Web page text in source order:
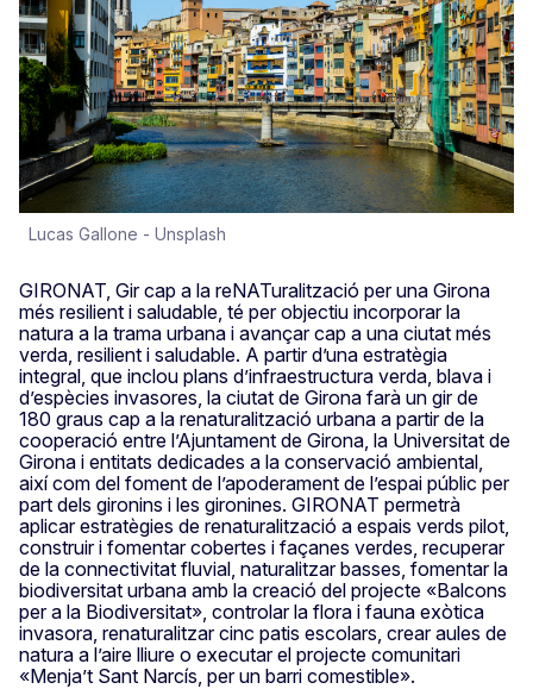
Lucas Gallone - Unsplash
GIRONAT, Gir cap a la reNATuralització per una Girona
més resilient i saludable, té per objectiu incorporar la
natura a la trama urbana i avançar cap a una ciutat més
verda, resilient i saludable. A partir d’una estratègia
integral, que inclou plans d’infraestructura verda, blava i
d’espècies invasores, la ciutat de Girona farà un gir de
180 graus cap a la renaturalització urbana a partir de la
cooperació entre l’Ajuntament de Girona, la Universitat de
Girona i entitats dedicades a la conservació ambiental,
així com del foment de l’apoderament de l’espai públic per
part dels gironins i les gironines. GIRONAT permetrà
aplicar estratègies de renaturalització a espais verds pilot,
construir i fomentar cobertes i façanes verdes, recuperar
de la connectivitat fluvial, naturalitzar basses, fomentar la
biodiversitat urbana amb la creació del projecte «Balcons
per a la Biodiversitat», controlar la flora i fauna exòtica
invasora, renaturalitzar cinc patis escolars, crear aules de
natura a l’aire lliure o executar el projecte comunitari
«Menja’t Sant Narcís, per un barri comestible».